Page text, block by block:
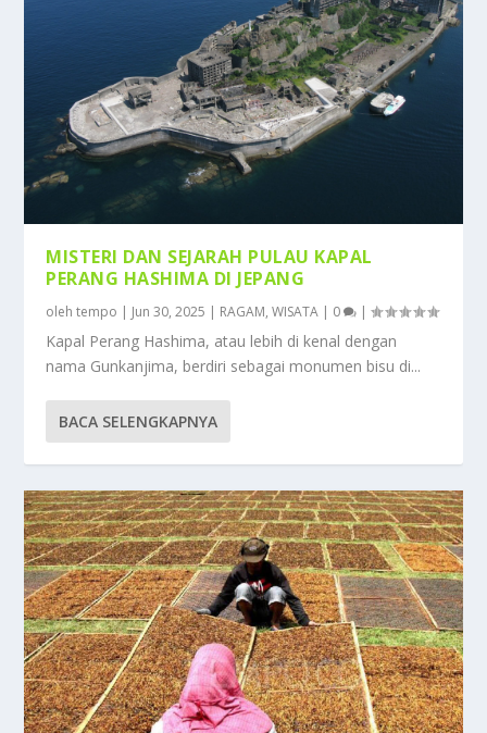
MISTERI DAN SEJARAH PULAU KAPAL
PERANG HASHIMA DI JEPANG
olehtempo | Jun 30, 2025 | RAGAM,WISATA | 0 |
Kapal Perang Hashima, atau lebih di kenal dengan
nama Gunkanjima, berdiri sebagai monumen bisu di...
BACA SELENGKAPNYA